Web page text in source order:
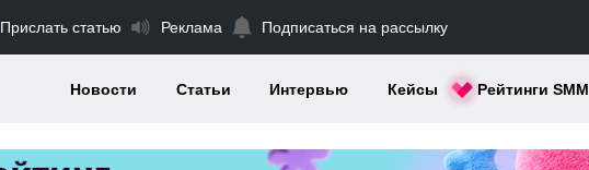
Прислать статью Реклама Подписаться на рассылку
Новости Статьи Интервью Кейсы Рейтинги SMM